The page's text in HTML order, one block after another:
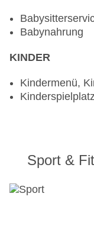
Babynahrung
KINDER
Kindermenü,
Kinderspielplatz
Sport &